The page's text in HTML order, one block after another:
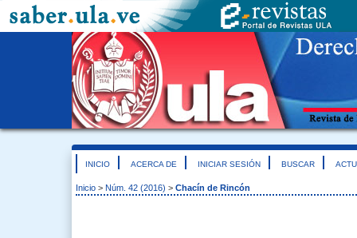
INICIO ACERCA DE INICIAR SESIÓN BUSCAR
Inicio > Núm. 42 (2016) > Chacín de Rincón